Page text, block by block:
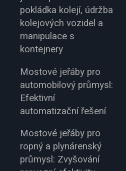
pokládka kolejí, údržba
kolejových vozidel a
manipulace s
kontejnery
Mostové jeřáby pro
automobilový průmysl:
Efektivní
automatizační řešení
Mostové jeřáby pro
ropný a plynárenský
průmysl: Zvyšování